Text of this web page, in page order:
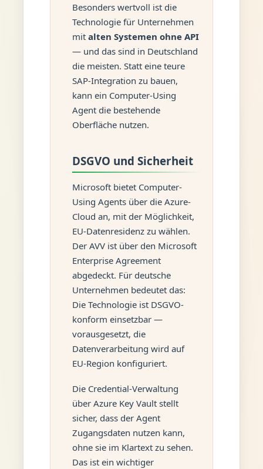
Besonders wertvoll ist die
Technologie für Unternehmen
mitalten Systemen ohne API
— und das sind in Deutschland
die meisten. Statt eine teure
SAP-Integration zu bauen,
kann ein Computer-Using
Agent die bestehende
Oberfläche nutzen.
DSGVO und Sicherheit
Microsoft bietet Computer-
Using Agents über die Azure-
Cloud an, mit der Möglichkeit,
EU-Datenresidenz zu wählen.
Der AVV ist über den Microsoft
Enterprise Agreement
abgedeckt. Für deutsche
Unternehmen bedeutet das:
Die Technologie ist DSGVO-
konform einsetzbar —
vorausgesetzt, die
Datenverarbeitung wird auf
EU-Region konfiguriert.
Die Credential-Verwaltung
über Azure Key Vault stellt
sicher, dass der Agent
Zugangsdaten nutzen kann,
ohne sie im Klartext zu sehen.
Das ist ein wichtiger